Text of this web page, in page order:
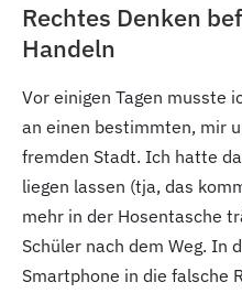
Rechtes Denken
Handeln
Vor einigen Tagen musste
an einen bestimmten, mir
fremden Stadt. Ich hatte
liegen lassen (tja, das
mehr in der Hosentasche
Schüler nach dem Weg. In
Smartphone in die falsche